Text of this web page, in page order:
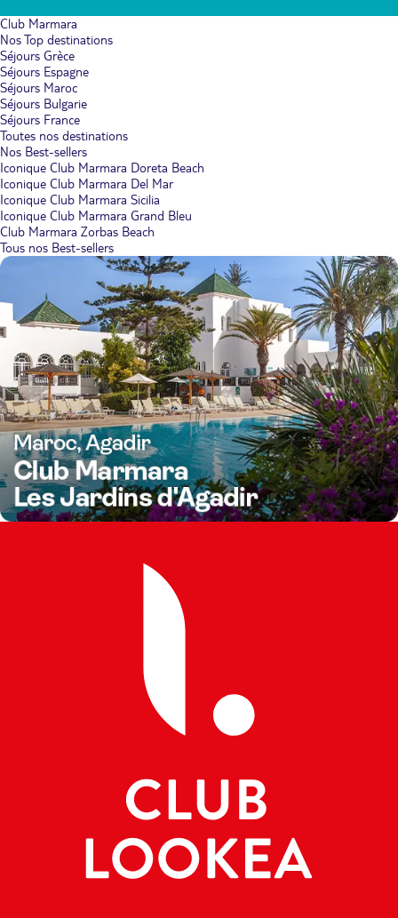
Club Marmara
Nos Top destinations
Séjours Grèce
Séjours Espagne
Séjours Maroc
Séjours Bulgarie
Séjours France
Toutes nos destinations
Nos Best-sellers
Iconique Club Marmara Doreta Beach
Iconique Club Marmara Del Mar
Iconique Club Marmara Sicilia
Iconique Club Marmara Grand Bleu
Club Marmara Zorbas Beach
Tous nos Best-sellers